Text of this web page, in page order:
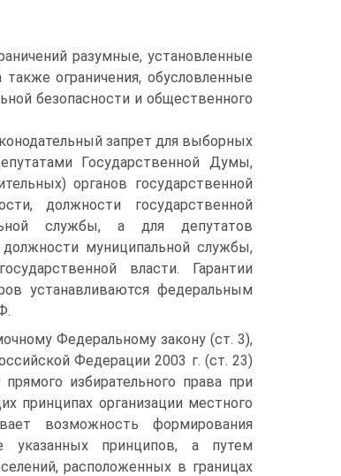
разумные, установленные
ограничения, обусловленные
безопасности и общественного
запрет для выборных
Государственной Думы,
органов государственной
должности государственной
службы, а для депутатов
муниципальной службы,
власти. Гарантии
устанавливаются федеральным
Федеральному закону (ст. 3),
Федерации 2003 г. (ст. 23)
избирательного права при
принципах организации местного
возможность формирования
указанных принципов, а путем
расположенных в границах